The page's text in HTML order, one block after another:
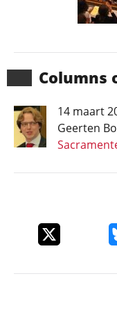
Columns
14 maart
Geerten
Deel dit item